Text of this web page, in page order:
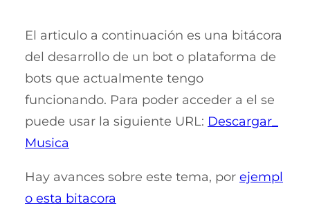
El articulo a continuación es una bitácora
del desarrollo de un bot o plataforma de
bots que actualmente tengo
funcionando. Para poder acceder a el se
puede usar la siguiente URL: Descargar_
Musica
Hay avances sobre este tema, por ejempl
o esta bitacora